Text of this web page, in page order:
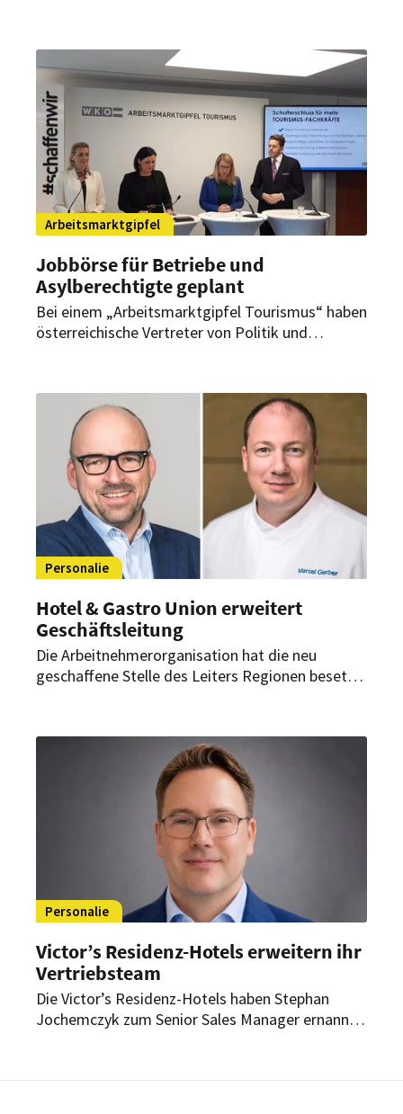
Karte, um die leeren Arbeitsplätze zu füllen.
Arbeitsmarktgipfel
Jobbörse für Betriebe und
Asylberechtigte geplant
Bei einem „Arbeitsmarktgipfel Tourismus“ haben
österreichische Vertreter von Politik und
sichern.
Personalie
Hotel & Gastro Union erweitert
Geschäftsleitung
Die Arbeitnehmerorganisation hat die neu
geschaffene Stelle des Leiters Regionen besetzt.
Personalie
Victor’s Residenz-Hotels erweitern ihr
Vertriebsteam
Die Victor’s Residenz-Hotels haben Stephan
Jochemczyk zum Senior Sales Manager ernannt.